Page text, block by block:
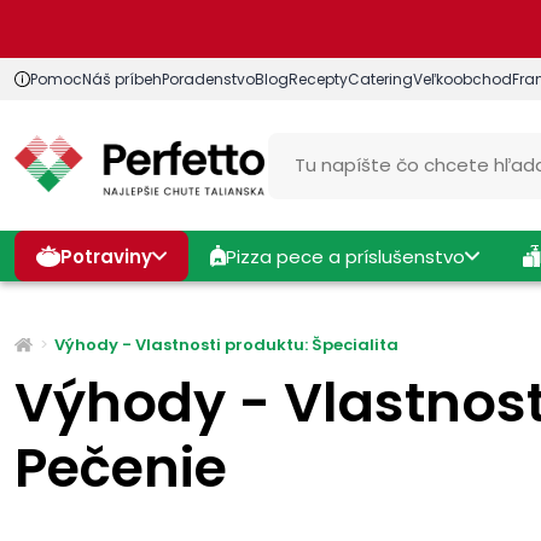
PomocNáš príbehPoradenstvoBlogReceptyCateringVeľkoobchod
Potraviny Pizza pece a príslušenstvo
Výhody - Vlastnosti produktu: Špecialita
Výhody -
Pečenie